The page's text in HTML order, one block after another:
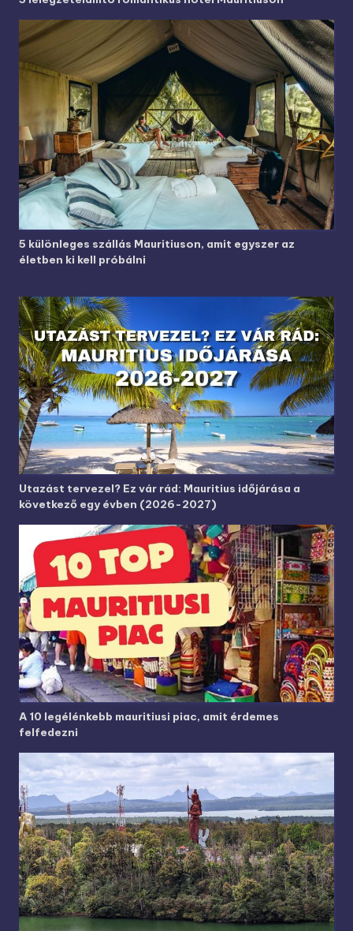
5 különleges szállás Mauritiuson, amit egyszer az
életben ki kell próbálni
Utazást tervezel? Ez vár rád: Mauritius időjárása a
következő egy évben (2026-2027)
A 10 legélénkebb mauritiusi piac, amit érdemes
felfedezni